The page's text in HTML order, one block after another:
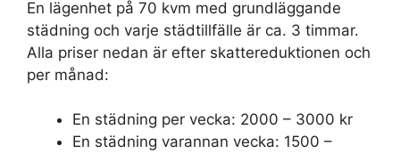
En lägenhet på 70 kvm med grundläggande
städning och varje städtillfälle är ca. 3 timmar.
Alla priser nedan är efter skattereduktionen och
per månad:
En städning per vecka: 2000 – 3000 kr
En städning varannan vecka: 1500 –